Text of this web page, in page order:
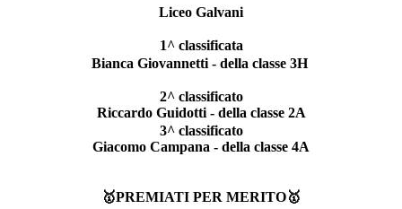
Liceo Galvani
1^ classificata
Bianca Giovannetti - della classe 3H
2^ classificato
Riccardo Guidotti - della classe 2A
3^ classificato
Giacomo Campana - della classe 4A
🥇PREMIATI PER MERITO🥇